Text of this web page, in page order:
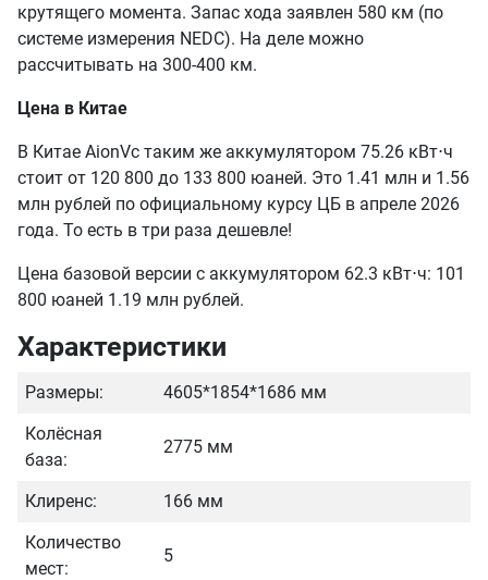
крутящего момента. Запас хода заявлен 580 км (по
системе измерения NEDC). На деле можно
рассчитывать на 300-400 км.
Цена в Китае
В Китае AionVс таким же аккумулятором 75.26 кВт⋅ч
стоит от 120 800 до 133 800 юаней. Это 1.41 млн и 1.56
млн рублей по официальному курсу ЦБ в апреле 2026
года. То есть в три раза дешевле!
Цена базовой версии с аккумулятором 62.3 кВт⋅ч: 101
800 юаней 1.19 млн рублей.
Характеристики
Размеры:
4605*1854*1686 мм
Колёсная
база:
2775 мм
Клиренс:
166 мм
Количество
мест:
5